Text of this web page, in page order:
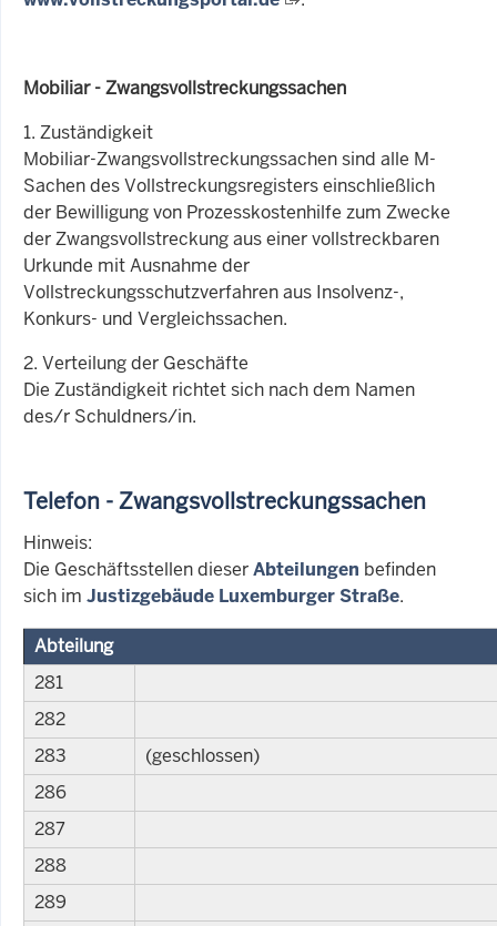
Mobiliar - Zwangsvollstreckungssachen
1. Zuständigkeit
Mobiliar-Zwangsvollstreckungssachen sind alle M-
Sachen des Vollstreckungsregisters einschließlich
der Bewilligung von Prozesskostenhilfe zum Zwecke
der Zwangsvollstreckung aus einer vollstreckbaren
Urkunde mit Ausnahme der
Vollstreckungsschutzverfahren aus Insolvenz-,
Konkurs- und Vergleichssachen.
2. Verteilung der Geschäfte
Die Zuständigkeit richtet sich nach dem Namen
des/r Schuldners/in.
Telefon - Zwangsvollstreckungssachen
Hinweis:
Die Geschäftsstellen dieserAbteilungen befinden
sich im Justizgebäude Luxemburger Straße.
Abteilung
281
282
283
(geschlossen)
286
287
288
289